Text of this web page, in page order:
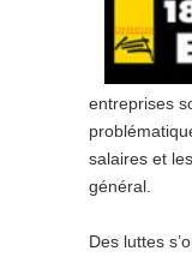
entreprises
salaires et
général.
Des luttes